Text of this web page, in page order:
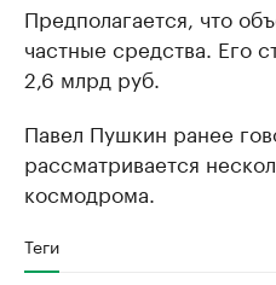
Предполагается, что
частные средства. Его
2,6 млрд руб.
Павел Пушкин ранее
рассматривается
космодрома.
Теги